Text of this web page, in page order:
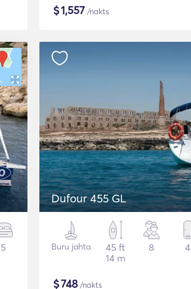
$1,557 /nakts
5
Dufour 455 GL
Buru jahta
45 ft
14 m
8 4
$748/nakts